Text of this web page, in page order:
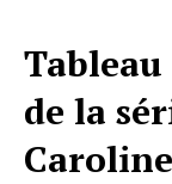
de la